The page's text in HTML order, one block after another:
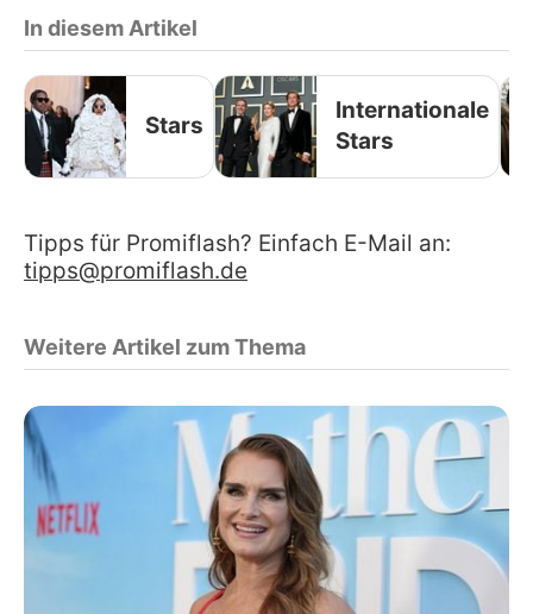
In diesem Artikel
Stars
Internationale
Stars
Tipps für Promiflash? Einfach E-Mail an:
tipps@promiflash.de
Weitere Artikel zum Thema